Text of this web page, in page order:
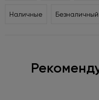
Наличные